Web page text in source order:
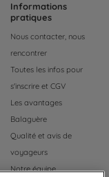
Informations
pratiques
Nous contacter, nous
rencontrer
Toutes les infos pour
s'inscrire et CGV
Les avantages
Balaguère
Qualité et avis de
voyageurs
Notre équipe